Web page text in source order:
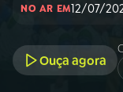
03
NO AR EM12/07/
Ouça agora